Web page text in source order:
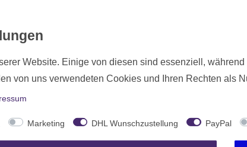
Ohne
Website. Einige von diesen sind essenziell,
von uns verwendeten Cookies und Ihren Rechten als
Marketing DHL Wunschzustellung PayPal